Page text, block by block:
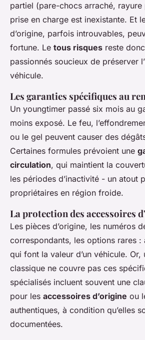
partiel (pare-chocs arraché,
prise en charge est inexistante. Et
d’origine, parfois introuvables,
fortune. Le tous risques reste
passionnés soucieux de préserver
véhicule.
Les garanties spécifiques au
Un youngtimer passé six mois au
moins exposé. Le feu,
ou le gel peuvent causer des
Certaines formules prévoient une
circulation, qui maintient la
les périodes d’inactivité - un atout
propriétaires en région froide.
La protection des accessoires
Les pièces d’origine, les numéros
correspondants, les options rares :
qui font la valeur d’un véhicule. Or,
classique ne couvre pas ces
spécialisés incluent souvent une
pour les accessoires d’origine ou
authentiques, à condition qu’elles
documentées.